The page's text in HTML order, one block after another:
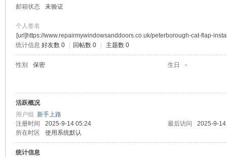
邮箱状态
未验证
个人签名
[url]https://www.repairmywindowsanddoors.co.uk/peterborough-cat-flap-
统计信息 好友数 0 回帖数 0 主题数 0
性别 保密 生日 -
活跃概况
用户组 新手上路
注册时间
2025-9-14 05:24 最后访问
2025-9-
所在时区
使用系统默认
统计信息